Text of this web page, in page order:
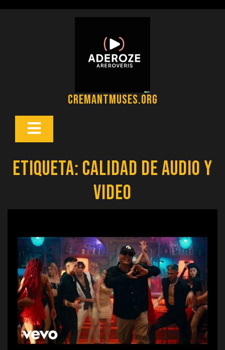
cremantmuses.org
Botón
Etiqueta: calidad de audio y
video